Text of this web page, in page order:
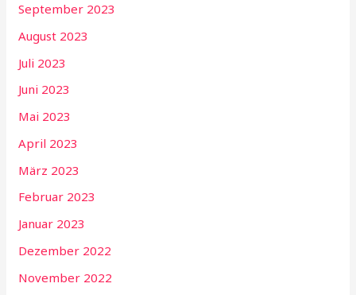
September 2023
August 2023
Juli 2023
Juni 2023
Mai 2023
April 2023
März 2023
Februar 2023
Januar 2023
Dezember 2022
November 2022